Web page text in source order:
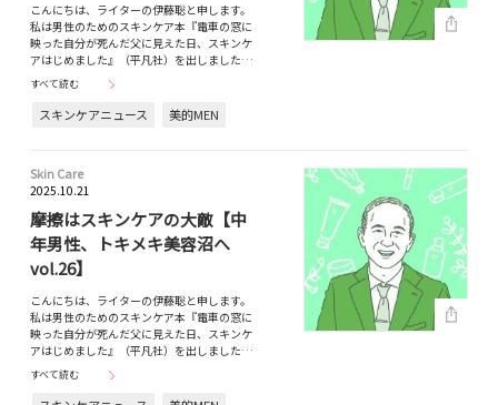
こんにちは、ライターの伊藤聡と申します。
私は男性のためのスキンケア本『電車の窓に
映った自分が死んだ父に見えた日、スキンケ
アはじめました』（平凡社）を出しました…
すべて読む
スキンケアニュース 美的MEN
Skin Care
2025.10.21
摩擦はスキンケアの大敵【中
年男性、トキメキ美容沼へ
vol.26】
こんにちは、ライターの伊藤聡と申します。
私は男性のためのスキンケア本『電車の窓に
映った自分が死んだ父に見えた日、スキンケ
アはじめました』（平凡社）を出しました…
すべて読む